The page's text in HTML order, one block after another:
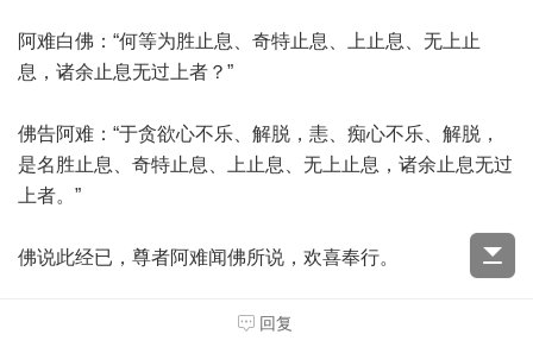
阿难白佛：“何等为胜止息、奇特止息、上止息、无上止
息，诸余止息无过上者？”
佛告阿难：“于贪欲心不乐、解脱，恚、痴心不乐、解脱，
是名胜止息、奇特止息、上止息、无上止息，诸余止息无过
上者。”
佛说此经已，尊者阿难闻佛所说，欢喜奉行。
如是我闻：一时，佛住王舍城迦兰陀竹园。
回复